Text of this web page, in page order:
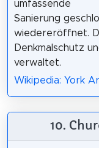
umfassende
Sanierung
wiedereröffnet.
Denkmalschutz
verwaltet.
Wikipedia: York
10.